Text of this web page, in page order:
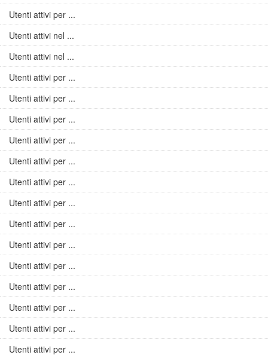
Utenti attivi per ...
Utenti attivi nel ...
Utenti attivi nel ...
Utenti attivi per ...
Utenti attivi per ...
Utenti attivi per ...
Utenti attivi per ...
Utenti attivi per ...
Utenti attivi per ...
Utenti attivi per ...
Utenti attivi per ...
Utenti attivi per ...
Utenti attivi per ...
Utenti attivi per ...
Utenti attivi per ...
Utenti attivi per ...
Utenti attivi per ...